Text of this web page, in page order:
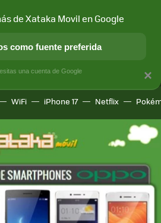
Y SOCIEDAD APLICACIONES
WiFi iPhone 17 Netflix
×
de Xataka Movil en Google
como fuente preferida
una cuenta de Google